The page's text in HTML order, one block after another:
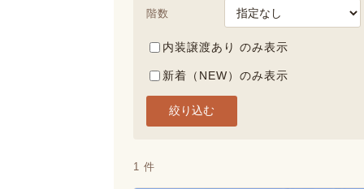
階数
内装譲渡あり のみ表示
新着（NEW）のみ表示
絞り込む
1 件